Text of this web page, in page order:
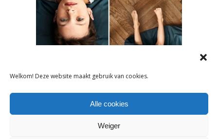
Welkom! Deze website maakt gebruik van cookies.
Alle cookies
Weiger
Duurzame kinderkleding